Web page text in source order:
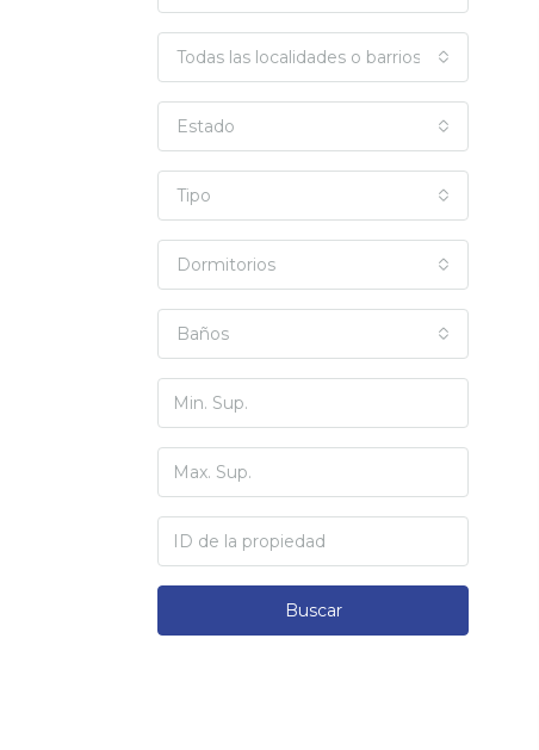
Todas las localidades o barrios
Estado
Tipo
Dormitorios
Baños
Buscar